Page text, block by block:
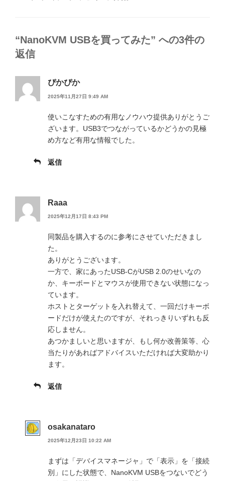
“NanoKVM USBを買ってみた” への3件の
返信
ぴかぴか
2025年11月27日 9:49 AM
使いこなすための有用なノウハウ提供ありがとうご
ざいます。USB3でつながっているかどうかの見極
め方など有用な情報でした。
返信
Raaa
2025年12月17日 8:43 PM
同製品を購入するのに参考にさせていただきまし
た。
ありがとうございます。
一方で、家にあったUSB-CがUSB 2.0のせいなの
か、キーボードとマウスが使用できない状態になっ
ています。
ホストとターゲットを入れ替えて、一回だけキーボ
ードだけが使えたのですが、それっきりいずれも反
応しません。
あつかましいと思いますが、もし何か改善策等、心
当たりがあればアドバイスいただければ大変助かり
ます。
返信
osakanataro
2025年12月23日 10:22 AM
まずは「デバイスマネージャ」で「表示」を「接続
別」にした状態で、NanoKVM USBをつないでどう